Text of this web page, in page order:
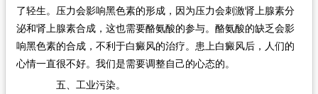
了轻生。压力会影响黑色素的形成，因为压力会刺激肾上腺素分
泌和肾上腺素合成，这也需要酪氨酸的参与。酪氨酸的缺乏会影
响黑色素的合成，不利于白癜风的治疗。患上白癜风后，人们的
心情一直很不好。我们是需要调整自己的心态的。
五、工业污染。